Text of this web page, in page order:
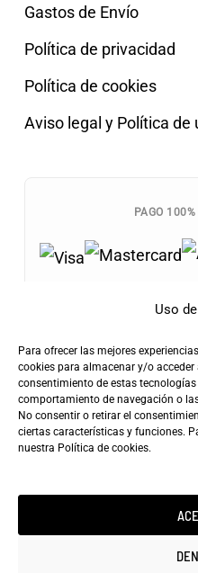
Uso
Para ofrecer las mejores
cookies para almacenar y/o
consentimiento de estas
comportamiento de navegación o
No consentir o retirar el
ciertas características y funciones.
nuestra Política de cookies.
Gastos de Envío
Política de privacidad
Política de cookies
Aviso legal y Política de
PAGO 100%
Tarifa de Envío
4,90€
Copyright